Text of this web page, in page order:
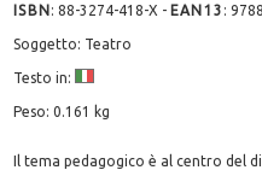
ISBN:88-3274-418-X - EAN13 :
Soggetto: Teatro
Testo in:
Peso: 0.161 kg
Il tema pedagogico è al centro del